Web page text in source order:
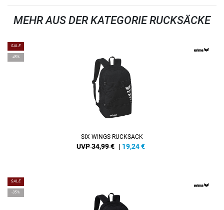
MEHR AUS DER KATEGORIE RUCKSÄCKE
SALE
-45%
SIX WINGS RUCKSACK
UVP 34,99 € | 19,24€
SALE
-35%